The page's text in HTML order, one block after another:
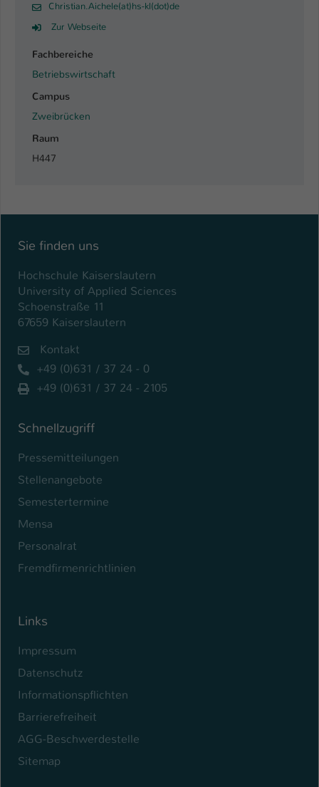
Christian.Aichele(at)hs-kl(dot)de
Zur Webseite
Fachbereiche
Betriebswirtschaft
Campus
Zweibrücken
Raum
H447
Sie finden uns
Hochschule Kaiserslautern
University of Applied Sciences
Schoenstraße 11
67659 Kaiserslautern
Kontakt
+49 (0)631 / 37 24 - 0
+49 (0)631 / 37 24 - 2105
Schnellzugriff
Pressemitteilungen
Stellenangebote
Semestertermine
Mensa
Personalrat
Fremdfirmenrichtlinien
Links
Impressum
Datenschutz
Informationspflichten
Barrierefreiheit
AGG-Beschwerdestelle
Sitemap